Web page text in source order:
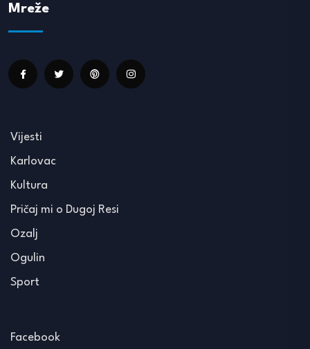
Mreže
Vijesti
Karlovac
Kultura
Pričaj mi o Dugoj Resi
Ozalj
Ogulin
Sport
Facebook